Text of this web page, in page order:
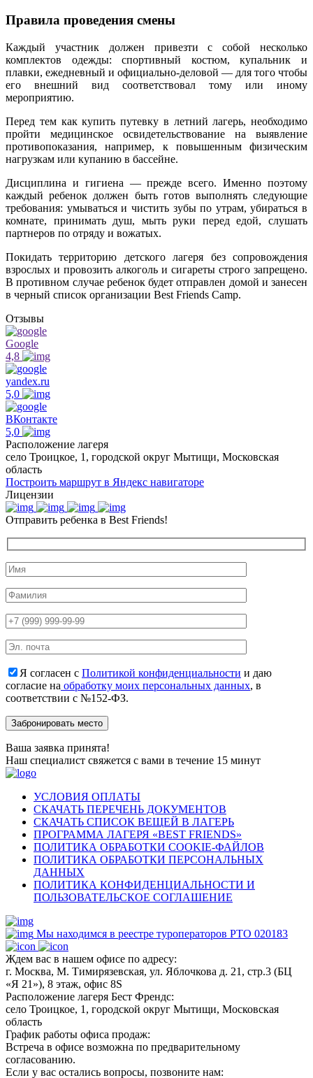
Правила проведения смены
Каждый участник должен привезти с собой несколько
комплектов одежды: спортивный костюм, купальник и
плавки, ежедневный и официально-деловой — для того чтобы
его внешний вид соответствовал тому или иному
мероприятию.
Перед тем как купить путевку в летний лагерь, необходимо
пройти медицинское освидетельствование на выявление
противопоказания, например, к повышенным физическим
нагрузкам или купанию в бассейне.
Дисциплина и гигиена — прежде всего. Именно поэтому
каждый ребенок должен быть готов выполнять следующие
требования: умываться и чистить зубы по утрам, убираться в
комнате, принимать душ, мыть руки перед едой, слушать
партнеров по отряду и вожатых.
Покидать территорию детского лагеря без сопровождения
взрослых и провозить алкоголь и сигареты строго запрещено.
В противном случае ребенок будет отправлен домой и занесен
в черный список организации Best Friends Camp.
Отзывы
Google
4,8
yandex.ru
5,0
ВКонтакте
5,0
Расположение лагеря
село Троицкое, 1, городской округ Мытищи, Московская
область
Построить маршрут в Яндекс навигаторе
Лицензии
Отправить ребенка в Best Friends!
Я согласен с Политикой конфиденциальности и даю
согласие на обработку моих персональных данных, в
соответствии с №152-ФЗ.
Ваша заявка принята!
Наш специалист свяжется с вами в течение 15 минут
УСЛОВИЯ ОПЛАТЫ
СКАЧАТЬ ПЕРЕЧЕНЬ ДОКУМЕНТОВ
СКАЧАТЬ СПИСОК ВЕЩЕЙ В ЛАГЕРЬ
ПРОГРАММА ЛАГЕРЯ «BEST FRIENDS»
ПОЛИТИКА ОБРАБОТКИ COOKIE-ФАЙЛОВ
ПОЛИТИКА ОБРАБОТКИ ПЕРСОНАЛЬНЫХ
ДАННЫХ
ПОЛИТИКА КОНФИДЕНЦИАЛЬНОСТИ И
ПОЛЬЗОВАТЕЛЬСКОЕ СОГЛАШЕНИЕ
Мы находимся в реестре туроператоров РТО 020183
Ждем вас в нашем офисе по адресу:
г. Москва, М. Тимирязевская, ул. Яблочкова д. 21, стр.3 (БЦ
«Я 21»), 8 этаж, офис 8S
Расположение лагеря Бест Френдс:
село Троицкое, 1, городской округ Мытищи, Московская
область
График работы офиса продаж:
Встреча в офисе возможна по предварительному
согласованию.
Если у вас остались вопросы, позвоните нам: